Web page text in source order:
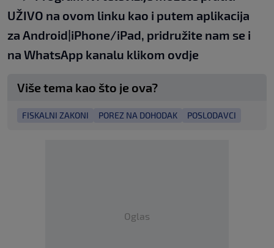
UŽIVO na ovom linku kao i putem aplikacija
za Android|iPhone/iPad, pridružite nam se i
na WhatsApp kanalu klikom ovdje
Više tema kao što je ova?
FISKALNI ZAKONI POREZ NA DOHODAK POSLODAVCI
Oglas